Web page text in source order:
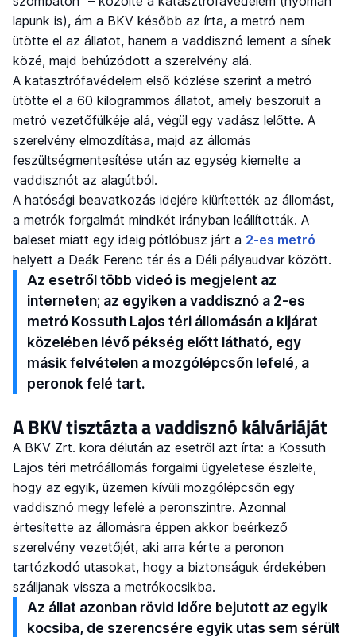
lapunk is), ám a BKV később az írta, a metró nem
ütötte el az állatot, hanem a vaddisznó lement a sínek
közé, majd behúzódott a szerelvény alá.
A katasztrófavédelem első közlése szerint a metró
ütötte el a 60 kilogrammos állatot, amely beszorult a
metró vezetőfülkéje alá, végül egy vadász lelőtte. A
szerelvény elmozdítása, majd az állomás
feszültségmentesítése után az egység kiemelte a
vaddisznót az alagútból.
A hatósági beavatkozás idejére kiürítették az állomást,
a metrók forgalmát mindkét irányban leállították. A
baleset miatt egy ideig pótlóbusz járt a 2-es metró
helyett a Deák Ferenc tér és a Déli pályaudvar között.
Az esetről több videó is megjelent az
interneten; az egyiken a vaddisznó a 2-es
metró Kossuth Lajos téri állomásán a kijárat
közelében lévő pékség előtt látható, egy
másik felvételen a mozgólépcsőn lefelé, a
peronok felé tart.
A BKV tisztázta a vaddisznó kálváriáját
A BKV Zrt. kora délután az esetről azt írta: a Kossuth
Lajos téri metróállomás forgalmi ügyeletese észlelte,
hogy az egyik, üzemen kívüli mozgólépcsőn egy
vaddisznó megy lefelé a peronszintre. Azonnal
értesítette az állomásra éppen akkor beérkező
szerelvény vezetőjét, aki arra kérte a peronon
tartózkodó utasokat, hogy a biztonságuk érdekében
szálljanak vissza a metrókocsikba.
Az állat azonban rövid időre bejutott az egyik
kocsiba, de szerencsére egyik utas sem sérült